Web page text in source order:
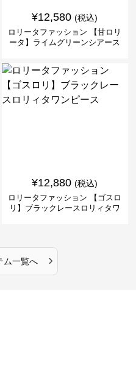
¥12,580 (税込)
ロリータファッション 【甘ロリ
ータ】ライムグリーンシアース
¥12,880 (税込)
ロリータファッション 【ゴスロ
リ】ブラックレースロリィタワ
ム一覧へ ›